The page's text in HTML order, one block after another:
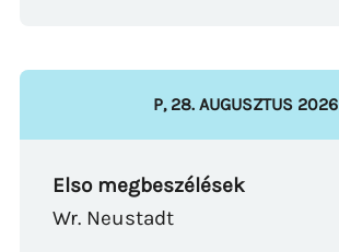
P, 28. AUGUSZTUS2026
Elso megbeszélések
Wr. Neustadt